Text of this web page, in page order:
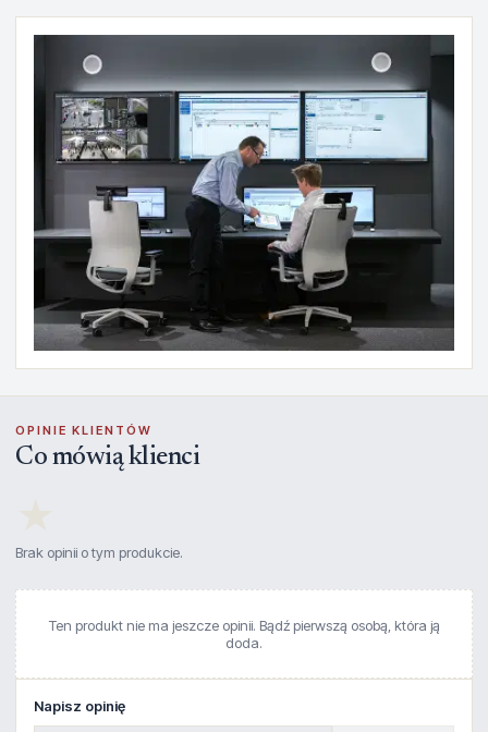
OPINIE KLIENTÓW
Co mówią klienci
Brak opinii o tym produkcie.
Ten produkt nie ma jeszcze opinii. Bądź pierwszą osobą, która ją
doda.
Napisz opinię